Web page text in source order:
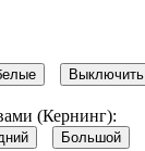
Выключить
(Кернинг):
Большой